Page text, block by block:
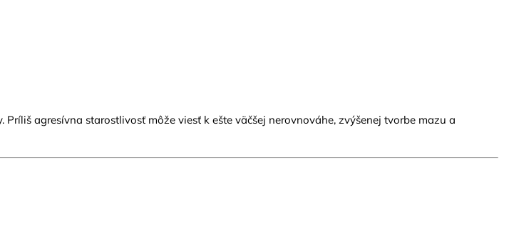
agresívna starostlivosť môže viesť k ešte väčšej nerovnováhe, zvýšenej tvorbe mazu a